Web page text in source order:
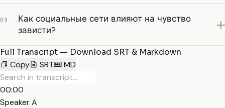
03
Как социальные сети влияют на чувство
зависти?
Full Transcript — Download SRT & Markdown
Copy
SRT MD
00:00
Speaker A